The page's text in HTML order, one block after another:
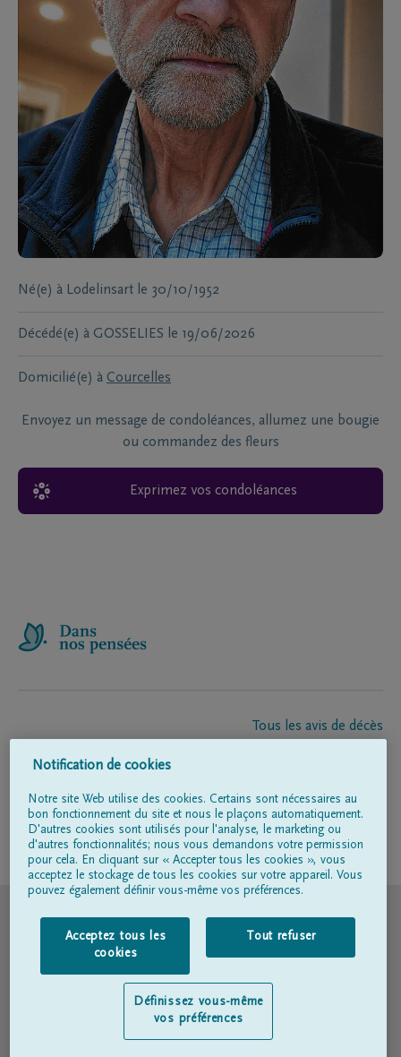
Né(e) à Lodelinsart le 30/10/1952
Décédé(e) à GOSSELIES le 19/06/2026
Domicilié(e) à Courcelles
Envoyez un message de condoléances, allumez une bougie
ou commandez des fleurs
Exprimez vos condoléances
Tous les avis de décès
Entrepreneur de pompes funèbres
Suivez-nous sur
Conditions d'utilisation
Déclaration relative à la vie privée
Déclaration d’accessibilité
Notification de cookies
Notre site Web utilise des cookies. Certains sont nécessaires au
bon fonctionnement du site et nous le plaçons automatiquement.
D'autres cookies sont utilisés pour l'analyse, le marketing ou
d'autres fonctionnalités; nous vous demandons votre permission
pour cela. En cliquant sur « Accepter tous les cookies », vous
acceptez le stockage de tous les cookies sur votre appareil. Vous
pouvez également définir vous-même vos préférences.
Acceptez tous les
cookies
Tout refuser
Définissez vous-même
vos préférences